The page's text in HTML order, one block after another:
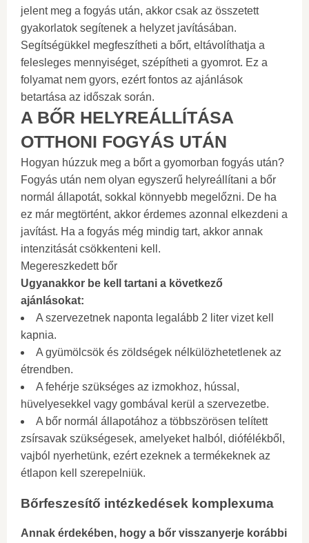
jelent meg a fogyás után, akkor csak az összetett
gyakorlatok segítenek a helyzet javításában.
Segítségükkel megfeszítheti a bőrt, eltávolíthatja a
felesleges mennyiséget, szépítheti a gyomrot. Ez a
folyamat nem gyors, ezért fontos az ajánlások
betartása az időszak során.
A BŐR HELYREÁLLÍTÁSA
OTTHONI FOGYÁS UTÁN
Hogyan húzzuk meg a bőrt a gyomorban fogyás után?
Fogyás után nem olyan egyszerű helyreállítani a bőr
normál állapotát, sokkal könnyebb megelőzni. De ha
ez már megtörtént, akkor érdemes azonnal elkezdeni a
javítást. Ha a fogyás még mindig tart, akkor annak
intenzitását csökkenteni kell.
Megereszkedett bőr
Ugyanakkor be kell tartani a következő
ajánlásokat:
A szervezetnek naponta legalább 2 liter vizet kell
kapnia.
A gyümölcsök és zöldségek nélkülözhetetlenek az
étrendben.
A fehérje szükséges az izmokhoz, hússal,
hüvelyesekkel vagy gombával kerül a szervezetbe.
A bőr normál állapotához a többszörösen telített
zsírsavak szükségesek, amelyeket halból, diófélékből,
vajból nyerhetünk, ezért ezeknek a termékeknek az
étlapon kell szerepelniük.
Bőrfeszesítő intézkedések komplexuma
Annak érdekében, hogy a bőr visszanyerje korábbi